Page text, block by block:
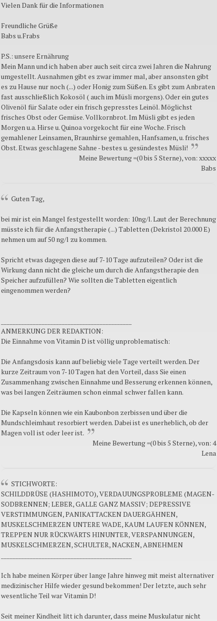
Vielen Dank für die Informationen
Freundliche Grüße
Babs u.Frabs
P.S.: unsere Ernährung
Mein Mann und ich haben aber auch seit circa zwei Jahren die Nahrung
umgestellt. Ausnahmen gibt es zwar immer mal, aber ansonsten gibt
es zu Hause nur noch (...) oder Honig zum Süßen. Es gibt zum Anbraten
fast ausschließlich Kokosöl ( auch im Müsli morgens). Oder ein gutes
Olivenöl für Salate oder ein frisch gepresstes Leinöl. Möglichst
frisches Obst oder Gemüse. Vollkornbrot. Im Müsli gibt es jeden
Morgen u.a. Hirse u. Quinoa vorgekocht für eine Woche. Frisch
gemahlener Leinsamen, Braunhirse gemahlen, Hanfsamen, u. frisches
Obst. Etwas geschlagene Sahne - bestes u. gesündestes Müsli!
Meine Bewertung =(0 bis 5 Sterne), von: xxxxx
Babs
Guten Tag,
bei mir ist ein Mangel festgestellt worden: 10ng/l. Laut der Berechnung
müsste ich für die Anfangstherapie (...) Tabletten (Dekristol 20.000 E)
nehmen um auf 50 ng/l zu kommen.
Spricht etwas dagegen diese auf 7-10 Tage aufzuteilen? Oder ist die
Wirkung dann nicht die gleiche um durch die Anfangstherapie den
Speicher aufzufüllen? Wie sollten die Tabletten eigentlich
eingenommen werden?
ANMERKUNG DER REDAKTION:
Die Einnahme von Vitamin D ist völlig unproblematisch:
Die Anfangsdosis kann auf beliebig viele Tage verteilt werden. Der
kurze Zeitraum von 7-10 Tagen hat den Vorteil, dass Sie einen
Zusammenhang zwischen Einnahme und Besserung erkennen können,
was bei langen Zeiträumen schon einmal schwer fallen kann.
Die Kapseln können wie ein Kaubonbon zerbissen und über die
Mundschleimhaut resorbiert werden. Dabei ist es unerheblich, ob der
Magen voll ist oder leer ist.
Meine Bewertung =(0 bis 5 Sterne), von: 4
Lena
STICHWORTE:
SCHILDDRÜSE (HASHIMOTO), VERDAUUNGSPROBLEME (MAGEN-
SODBRENNEN; LEBER, GALLE GANZ MASSIV; DEPRESSIVE
VERSTIMMUNGEN, PANIKATTACKEN DAUERGÄHNEN,
MUSKELSCHMERZEN UNTERE WADE, KAUM LAUFEN KÖNNEN,
TREPPEN NUR RÜCKWÄRTS HINUNTER, VERSPANNUNGEN,
MUSKELSCHMERZEN, SCHULTER, NACKEN, ABNEHMEN
Ich habe meinen Körper über lange Jahre hinweg mit meist alternativer
medizinischer Hilfe wieder gesund bekommen! Der letzte, auch sehr
wesentliche Teil war Vitamin D!
Seit meiner Kindheit litt ich darunter, dass meine Muskulatur nicht